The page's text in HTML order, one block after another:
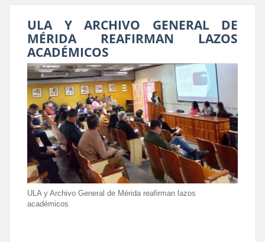
ULA Y ARCHIVO GENERAL DE
MÉRIDA REAFIRMAN LAZOS
ACADÉMICOS
ULA y Archivo General de Mérida reafirman lazos
académicos